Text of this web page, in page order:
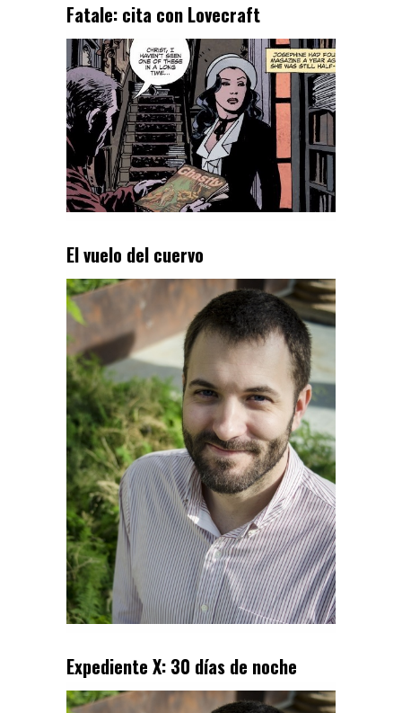
Fatale: cita con Lovecraft
El vuelo del cuervo
Expediente X: 30 días de noche